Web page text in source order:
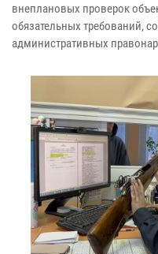
внеплановых проверок
обязательных требований,
административных